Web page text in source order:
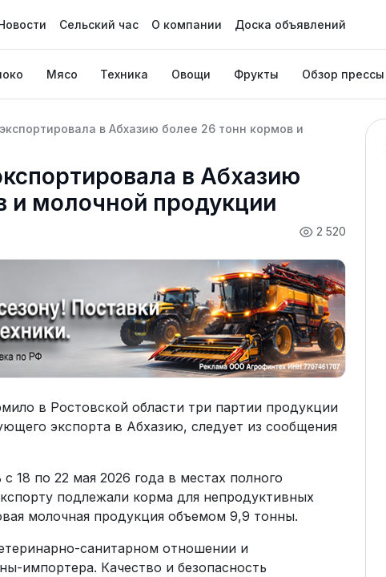
Сельский час О компании Доска объявлений
Мясо Техника Овощи Фрукты Обзор прессы
в Абхазию более 26 тонн кормов и
в Абхазию
и молочной продукции
2 520
в Ростовской области три партии продукции
экспорта в Абхазию, следует из сообщения
18 по 22 мая 2026 года в местах полного
подлежали корма для непродуктивных
молочная продукция объемом 9,9 тонны.
санитарном отношении и
импортера. Качество и безопасность